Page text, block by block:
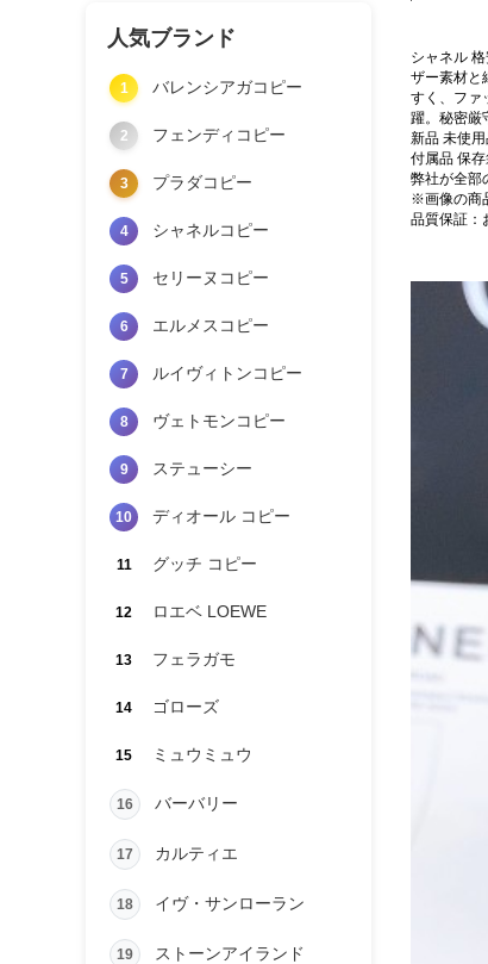
人気ブランド
1 バレンシアガコピー
2 フェンディコピー
3 プラダコピー
4 シャネルコピー
5 セリーヌコピー
6 エルメスコピー
7 ルイヴィトンコピー
8 ヴェトモンコピー
9 ステューシー
10 ディオール コピー
11 グッチ コピー
12 ロエベ LOEWE
13 フェラガモ
14 ゴローズ
15 ミュウミュウ
16 バーバリー
17 カルティエ
18 イヴ・サンローラン
19 ストーンアイランド
シャネル
ザー素材と
すく、ファ
躍。秘密厳
新品 未使
付属品 保
弊社が全部
※画像の商
品質保証：